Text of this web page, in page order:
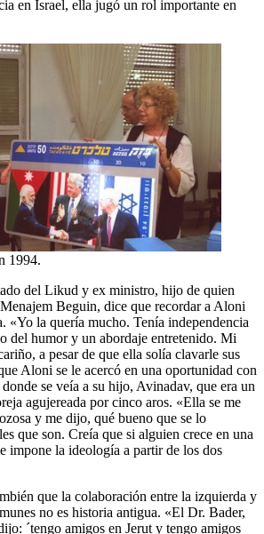
en Israel, ella jugó un rol importante en
1994.
del Likud y ex ministro, hijo de quien
Beguin, dice que recordar a Aloni
«Yo la quería mucho. Tenía independencia
del humor y un abordaje entretenido. Mi
a pesar de que ella solía clavarle sus
Aloni se le acercó en una oportunidad con
se veía a su hijo, Avinadav, que era un
agujereada por cinco aros. «Ella se me
y me dijo, qué bueno que se lo
que son. Creía que si alguien crece en una
impone la ideología a partir de los dos
que la colaboración entre la izquierda y
no es historia antigua. «El Dr. Bader,
´tengo amigos en Jerut y tengo amigos